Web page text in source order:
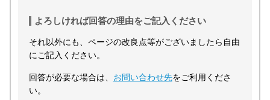
よろしければ回答の理由をご記入ください
それ以外にも、ページの改良点等がございましたら自由
にご記入ください。
回答が必要な場合は、 お問い合わせ先をご利用くださ
い。